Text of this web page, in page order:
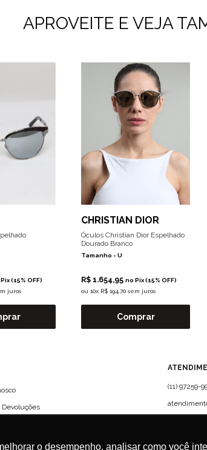
o desempenho, analisar como você
APROVEITE E VEJA
(15% OFF)
juros
CHRISTIAN DIOR
Óculos Christian Dior Espelhado
Dourado Branco
Tamanho - U
R$ 1.654,95 no Pix (15% OFF)
ou 10x R$ 194,70 sem juros
Comprar
Devoluções
(11) 97259-